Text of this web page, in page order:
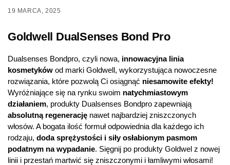
19 MARCA, 2025
Goldwell DualSenses Bond Pro
Dualsenses Bondpro, czyli nowa, innowacyjna linia
kosmetyków od marki Goldwell, wykorzystująca nowoczesne
rozwiązania, które pozwolą Ci osiągnąć niesamowite efekty!
Wyróżniające się na rynku swoim natychmiastowym
działaniem, produkty Dualsenses Bondpro zapewniają
absolutną regenerację nawet najbardziej zniszczonych
włosów. A bogata ilość formuł odpowiednia dla każdego ich
rodzaju, doda sprężystości i siły osłabionym pasmom
podatnym na wypadanie. Sięgnij po produkty Goldwel z nowej
linii i przestań martwić się zniszczonymi i łamliwymi włosami!